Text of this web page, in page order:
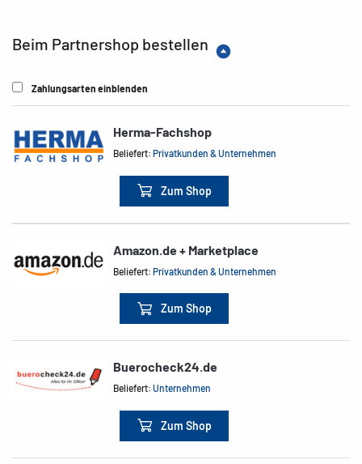
Beim Partnershop bestellen
Zahlungsarten einblenden
Herma-Fachshop
Beliefert:Privatkunden & Unternehmen
Zum Shop
Amazon.de + Marketplace
Beliefert:Privatkunden & Unternehmen
Zum Shop
Buerocheck24.de
Beliefert:Unternehmen
Zum Shop